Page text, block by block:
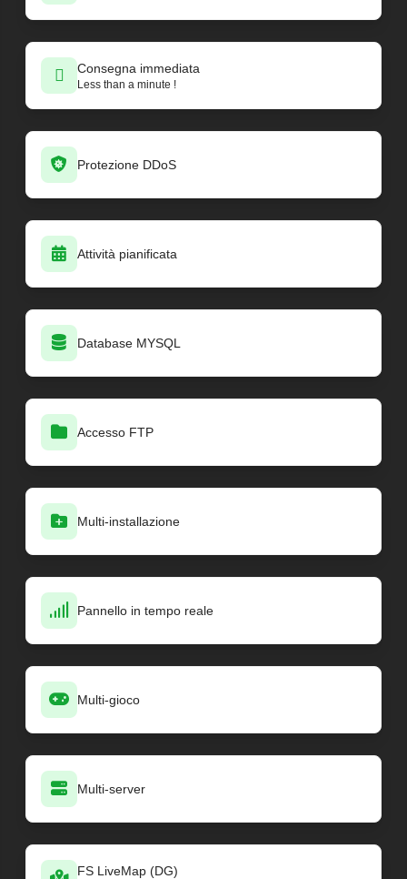
Consegna immediata
Less than a minute !
Protezione DDoS
Attività pianificata
Database MYSQL
Accesso FTP
Multi-installazione
Pannello in tempo reale
Multi-gioco
Multi-server
FS LiveMap (DG)